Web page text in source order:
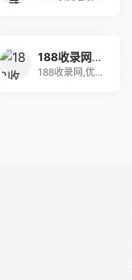
188收录网_网站收录-友情链接交换-网址收录-自动秒收录
188收录网,优质网址导航目录平台,为您提供免费